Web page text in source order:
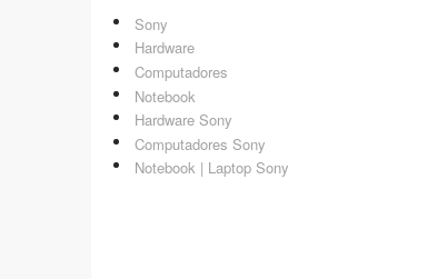
Sony
Hardware
Computadores
Notebook
Hardware Sony
Computadores Sony
Notebook | Laptop Sony